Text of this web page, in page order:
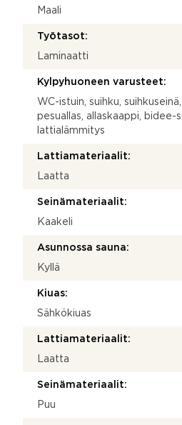
Maali
Työtasot:
Laminaatti
Kylpyhuoneen varusteet:
WC-istuin, suihku,
pesuallas, allaskaappi, bidee-
lattialämmitys
Lattiamateriaalit:
Laatta
Seinämateriaalit:
Kaakeli
Asunnossa sauna:
Kyllä
Kiuas:
Sähkökiuas
Lattiamateriaalit:
Laatta
Seinämateriaalit:
Puu